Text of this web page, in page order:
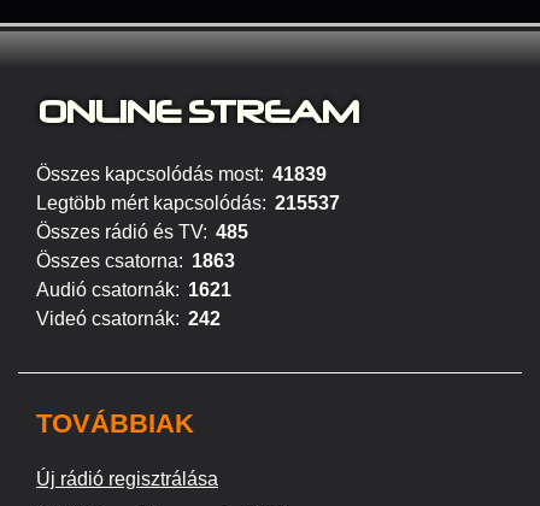
ONLINE STREAM
Összes kapcsolódás most: 41839
Legtöbb mért kapcsolódás: 215537
Összes rádió és TV: 485
Összes csatorna: 1863
Audió csatornák: 1621
Videó csatornák: 242
TOVÁBBIAK
Új rádió regisztrálása